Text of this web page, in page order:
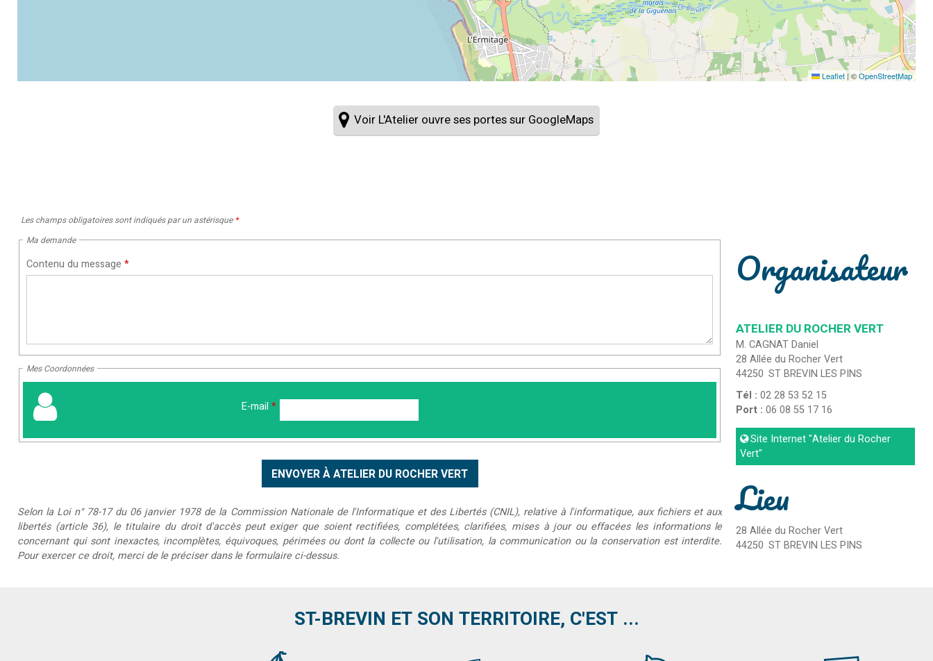
Leaflet |©OpenStreetMap
Voir L'Atelier ouvre ses portes sur GoogleMaps
Les champs obligatoires sont indiqués par un astérisque *
Ma demande
Contenu du message *
Mes Coordonnées
E-mail *
Selon la Loi n° 78-17 du 06 janvier 1978 de la Commission Nationale de l'Informatique et des Libertés (CNIL), relative à l'informatique, aux fichiers et aux
libertés (article 36), le titulaire du droit d'accès peut exiger que soient rectifiées, complétées, clarifiées, mises à jour ou effacées les informations le
concernant qui sont inexactes, incomplètes, équivoques, périmées ou dont la collecte ou l'utilisation, la communication ou la conservation est interdite.
Pour exercer ce droit, merci de le préciser dans le formulaire ci-dessus.
Organisateur
ATELIER DU ROCHER VERT
M. CAGNAT Daniel
28 Allée du Rocher Vert
44250 ST BREVIN LES PINS
Tél :02 28 53 52 15
Port :06 08 55 17 16
Site Internet"Atelier du Rocher
Vert"
Lieu
28 Allée du Rocher Vert
44250 ST BREVIN LES PINS
ST-BREVIN ET SON TERRITOIRE, C'EST ...